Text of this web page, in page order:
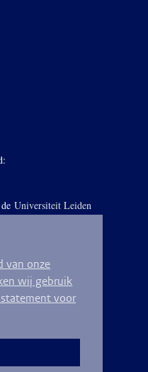
van onze
wij gebruik
statement voor
Universiteit Leiden